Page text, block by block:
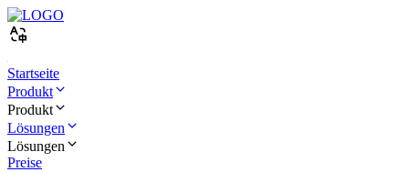
Startseite
Produkt
Produkt
Lösungen
Lösungen
Preise